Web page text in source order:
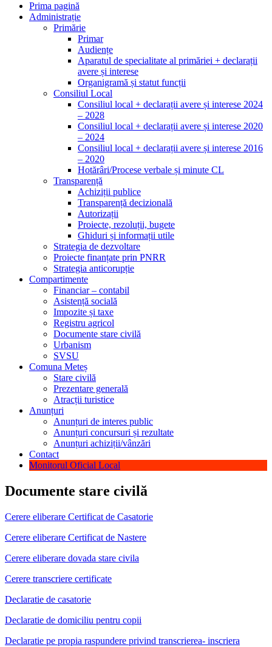
Prima pagină
Administrație
Primărie
Primar
Audiențe
Aparatul de specialitate al primăriei + declarații
avere și interese
Organigramă și statut funcții
Consiliul Local
Consiliul local + declarații avere și interese 2024
– 2028
Consiliul local + declarații avere și interese 2020
– 2024
Consiliul local + declarații avere și interese 2016
– 2020
Hotărâri/Procese verbale și minute CL
Transparență
Achiziții publice
Transparență decizională
Autorizații
Proiecte, rezoluții, bugete
Ghiduri și informații utile
Strategia de dezvoltare
Proiecte finanțate prin PNRR
Strategia anticorupție
Compartimente
Financiar – contabil
Asistență socială
Impozite și taxe
Registru agricol
Documente stare civilă
Urbanism
SVSU
Comuna Meteș
Stare civilă
Prezentare generală
Atracții turistice
Anunțuri
Anunțuri de interes public
Anunțuri concursuri și rezultate
Anunțuri achiziții/vânzări
Contact
Monitorul Oficial Local
Documente stare civilă
Cerere eliberare Certificat de Casatorie
Cerere eliberare Certificat de Nastere
Cerere eliberare dovada stare civila
Cerere transcriere certificate
Declaratie de casatorie
Declaratie de domiciliu pentru copii
Declaratie pe propia raspundere privind transcrierea- inscriera